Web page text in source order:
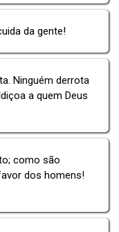
da gente!
Ninguém derrota
a quem Deus
como são
dos homens!